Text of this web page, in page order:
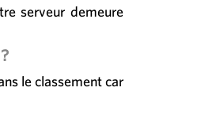
serveur demeure
le classement car